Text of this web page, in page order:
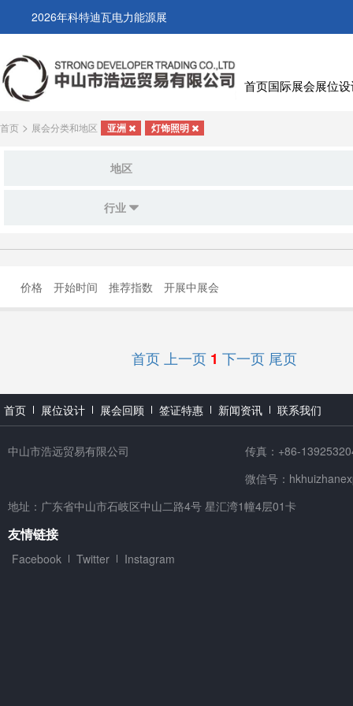
2026年科特迪瓦电力能源展
首页国际展会展位
首页 > 展会分类和地区 亚洲 灯饰照明
地区
行业
价格 开始时间 推荐指数 开展中展会
首页 上一页 1 下一页 尾页
首页 展位设计 展会回顾 签证特惠 新闻资讯 联系我们
中山市浩远贸易有限公司
传真：+86-
微信号：
地址：广东省中山市石岐区中山二路4号 星汇湾1幢4层01卡
友情链接
Facebook Twitter Instagram